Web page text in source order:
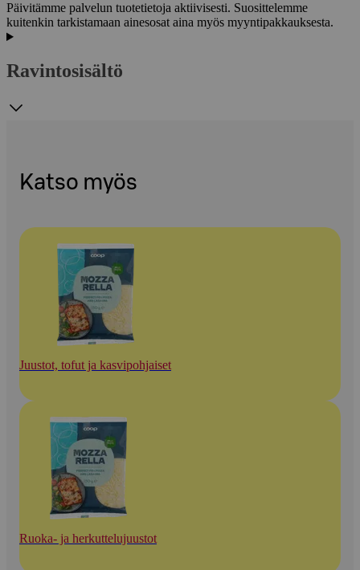
Päivitämme palvelun tuotetietoja aktiivisesti. Suosittelemme
kuitenkin tarkistamaan ainesosat aina myös myyntipakkauksesta.
Ravintosisältö
Katso myös
Juustot, tofut ja kasvipohjaiset
Ruoka- ja herkuttelujuustot